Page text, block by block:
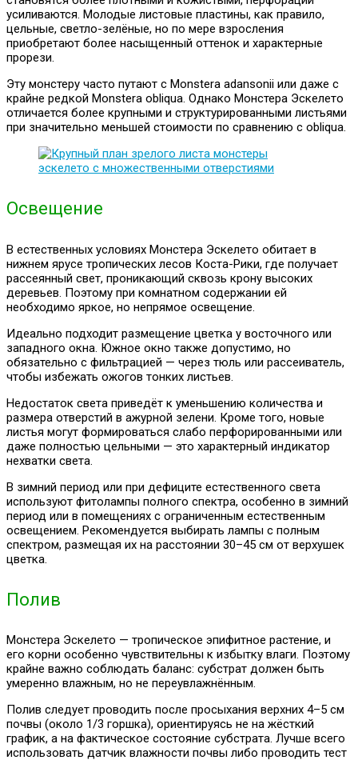
усиливаются. Молодые листовые пластины, как правило,
цельные, светло-зелёные, но по мере взросления
приобретают более насыщенный оттенок и характерные
прорези.
Эту монстеру часто путают с Monstera adansonii или даже с
крайне редкой Monstera obliqua. Однако Монстера Эскелето
отличается более крупными и структурированными листьями
при значительно меньшей стоимости по сравнению с obliqua.
Освещение
В естественных условиях Монстера Эскелето обитает в
нижнем ярусе тропических лесов Коста-Рики, где получает
рассеянный свет, проникающий сквозь крону высоких
деревьев. Поэтому при комнатном содержании ей
необходимо яркое, но непрямое освещение.
Идеально подходит размещение цветка у восточного или
западного окна. Южное окно также допустимо, но
обязательно с фильтрацией — через тюль или рассеиватель,
чтобы избежать ожогов тонких листьев.
Недостаток света приведёт к уменьшению количества и
размера отверстий в ажурной зелени. Кроме того, новые
листья могут формироваться слабо перфорированными или
даже полностью цельными — это характерный индикатор
нехватки света.
В зимний период или при дефиците естественного света
используют фитолампы полного спектра, особенно в зимний
период или в помещениях с ограниченным естественным
освещением. Рекомендуется выбирать лампы с полным
спектром, размещая их на расстоянии 30–45 см от верхушек
цветка.
Полив
Монстера Эскелето — тропическое эпифитное растение, и
его корни особенно чувствительны к избытку влаги. Поэтому
крайне важно соблюдать баланс: субстрат должен быть
умеренно влажным, но не переувлажнённым.
Полив следует проводить после просыхания верхних 4–5 см
почвы (около 1/3 горшка), ориентируясь не на жёсткий
график, а на фактическое состояние субстрата. Лучше всего
использовать датчик влажности почвы либо проводить тест